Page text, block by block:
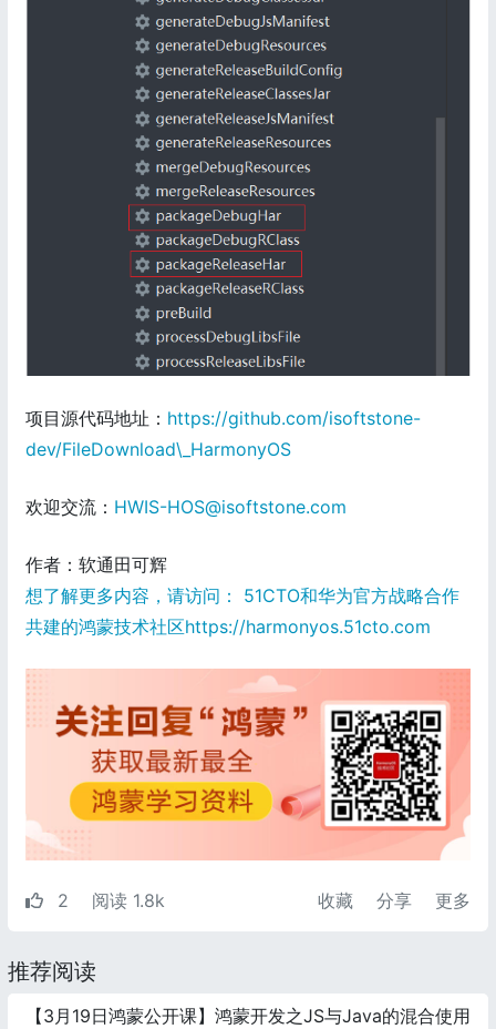
项目源代码地址： https://github.com/isoftstone-
dev/FileDownload\_HarmonyOS
欢迎交流： HWIS-HOS@isoftstone.com
作者：软通田可辉
想了解更多内容，请访问： 51CTO和华为官方战略合作
共建的鸿蒙技术社区https://harmonyos.51cto.com
2 阅读 1.8k 收藏 分享 更多
推荐阅读
【3月19日鸿蒙公开课】鸿蒙开发之JS与Java的混合使用